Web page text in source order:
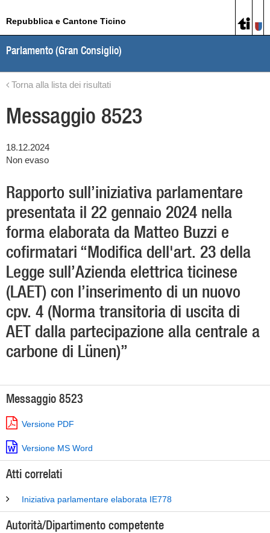
Repubblica e Cantone Ticino
Parlamento (Gran Consiglio)
Torna alla lista dei risultati
Messaggio 8523
18.12.2024
Non evaso
Rapporto sull’iniziativa parlamentare
presentata il 22 gennaio 2024 nella
forma elaborata da Matteo Buzzi e
cofirmatari “Modifica dell'art. 23 della
Legge sull’Azienda elettrica ticinese
(LAET) con l’inserimento di un nuovo
cpv. 4 (Norma transitoria di uscita di
AET dalla partecipazione alla centrale a
carbone di Lünen)”
Messaggio 8523
Versione PDF
Versione MS Word
Atti correlati
Iniziativa parlamentare elaborata IE778
Autorità/Dipartimento competente